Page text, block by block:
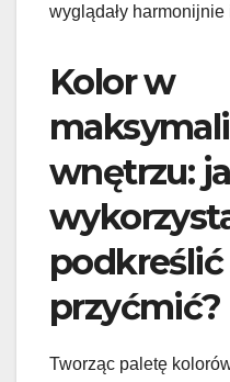
wyglądały harmonijnie
Kolor w
wnętrzu:
podkreślić
przyćmić?
Tworząc paletę